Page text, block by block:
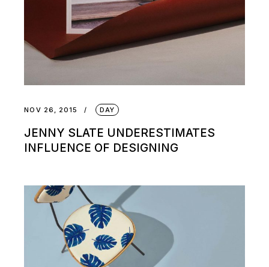
NOV 26, 2015 DAY
JENNY SLATE UNDERESTIMATES
INFLUENCE OF DESIGNING